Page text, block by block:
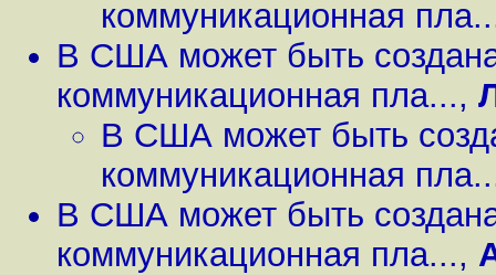
коммуникационная
В США может быть
коммуникационная пла...,
В США может быть
коммуникационная
В США может быть
коммуникационная пла...,